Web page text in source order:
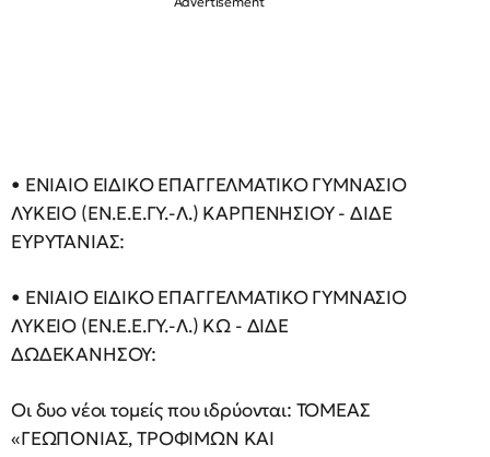
• ΕΝΙΑΙΟ ΕΙΔΙΚΟ ΕΠΑΓΓΕΛΜΑΤΙΚΟ ΓΥΜΝΑΣΙΟ
ΛΥΚΕΙΟ (ΕΝ.Ε.Ε.ΓΥ.-Λ.) ΚΑΡΠΕΝΗΣΙΟΥ - ΔΙΔΕ
ΕΥΡΥΤΑΝΙΑΣ:
• ΕΝΙΑΙΟ ΕΙΔΙΚΟ ΕΠΑΓΓΕΛΜΑΤΙΚΟ ΓΥΜΝΑΣΙΟ
ΛΥΚΕΙΟ (ΕΝ.Ε.Ε.ΓΥ.-Λ.) ΚΩ - ΔΙΔΕ
ΔΩΔΕΚΑΝΗΣΟΥ:
Οι δυο νέοι τομείς που ιδρύονται: ΤΟΜΕΑΣ
«ΓΕΩΠΟΝΙΑΣ, ΤΡΟΦΙΜΩΝ ΚΑΙ